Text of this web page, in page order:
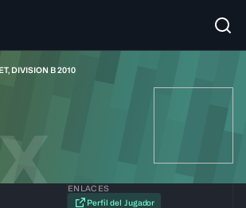
DIVISION B 2010
ENLACES
Perfil del Jugador